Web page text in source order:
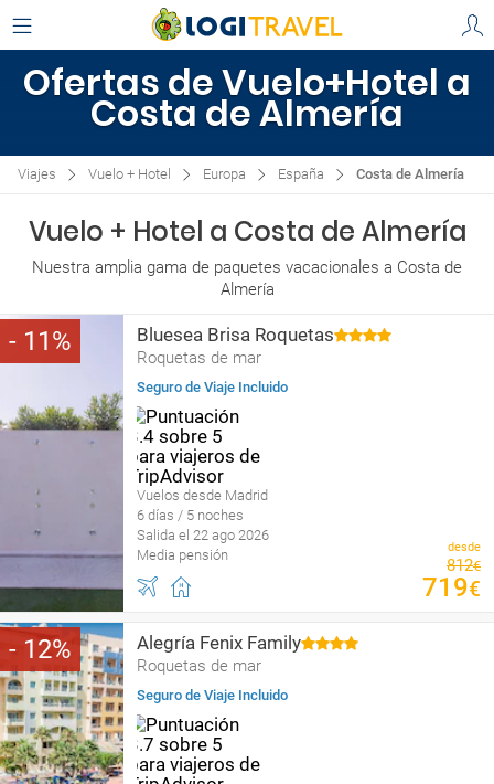
Ofertas de Vuelo+Hotel a
Costa de Almería
Viajes Vuelo + Hotel Europa España Costa de Almería
Vuelo + Hotel a Costa de Almería
Nuestra amplia gama de paquetes vacacionales a Costa de
Almería
11 Bluesea Brisa Roquetas
Roquetas de mar
Seguro de Viaje Incluido
Vuelos desde Madrid
6 días / 5 noches
Salida el 22 ago 2026
Media pensión
desde
812€
719€
12 Alegría Fenix Family
Roquetas de mar
Seguro de Viaje Incluido